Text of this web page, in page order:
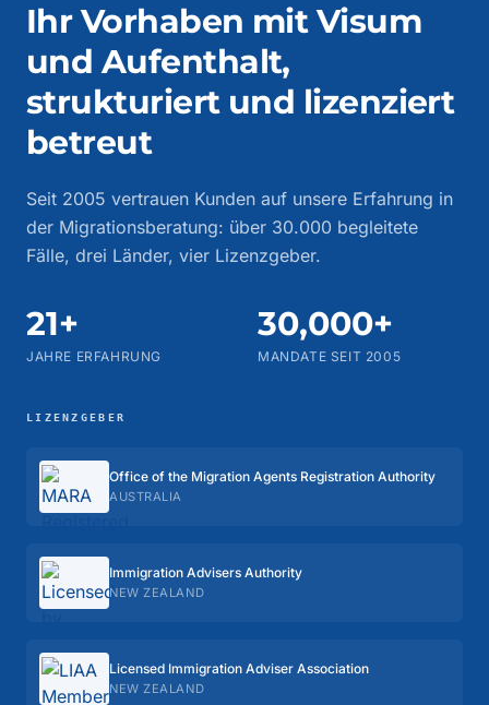
Ihr Vorhaben mit Visum
und Aufenthalt,
strukturiert und lizenziert
betreut
Seit 2005 vertrauen Kunden auf unsere Erfahrung in
der Migrationsberatung: über 30.000 begleitete
Fälle, drei Länder, vier Lizenzgeber.
21+
JAHRE ERFAHRUNG
30,000+
MANDATE SEIT 2005
LIZENZGEBER
Office of the Migration Agents Registration Authority
AUSTRALIA
Immigration Advisers Authority
NEW ZEALAND
Licensed Immigration Adviser Association
NEW ZEALAND